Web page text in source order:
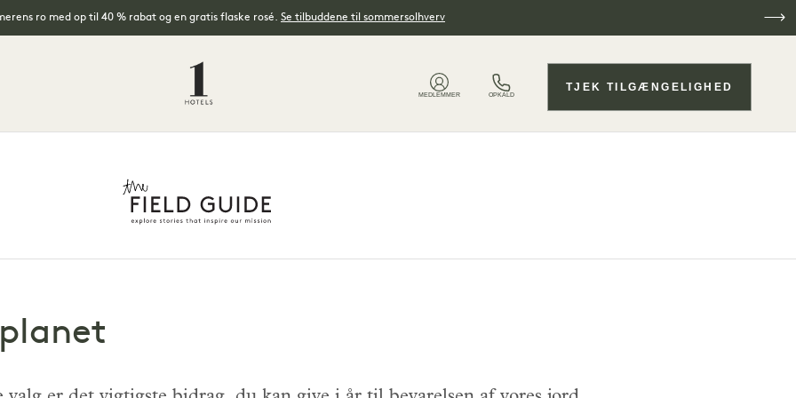
ro med op til 40 % rabat og en gratis flaske rosé. Se tilbuddene til sommersolhverv
MEDLEMMER OPKALD
TJEK TILGÆNGELIGHED